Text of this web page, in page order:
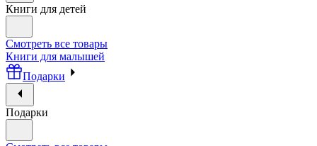
Книги для детей
Смотреть все товары
Книги для малышей
Подарки
Подарки